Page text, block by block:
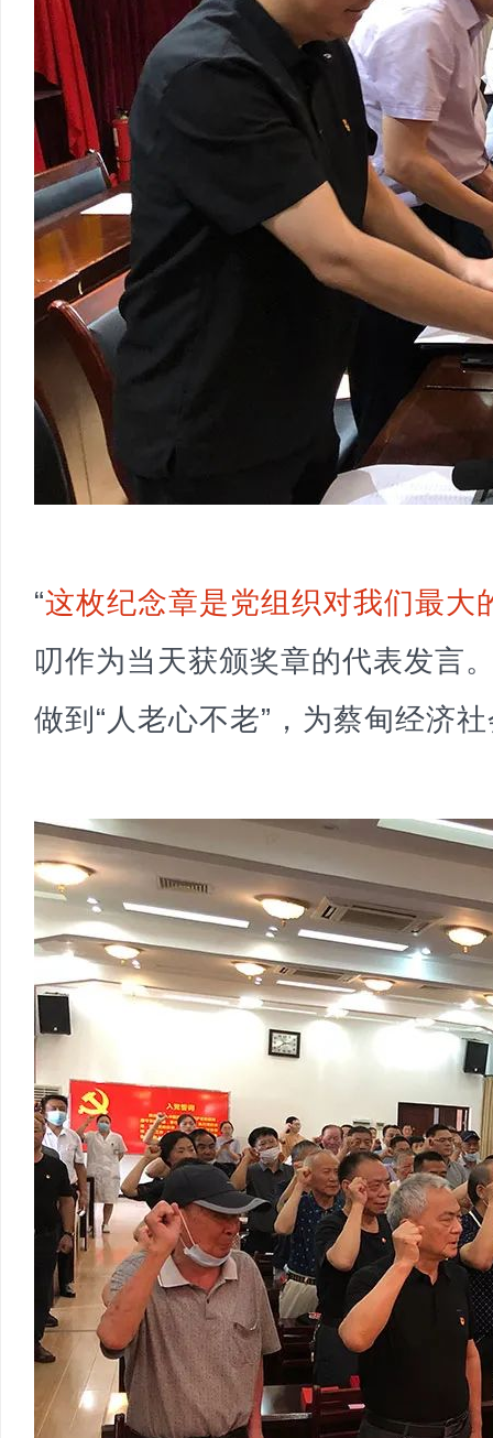
“这枚纪念章是党组织对我们最大
叨作为当天获颁奖章的代表发言
做到“人老心不老”，为蔡甸经济